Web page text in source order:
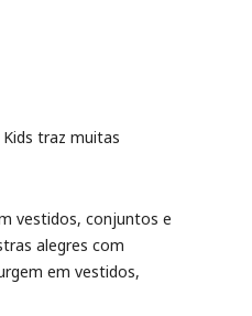
traz muitas
vestidos, conjuntos e
alegres com
em vestidos,